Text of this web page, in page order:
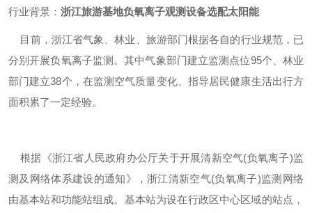
行业背景： 浙江旅游基地负氧离子观测设备选配太阳能
目前，浙江省气象、林业、旅游部门根据各自的行业规范，已
分别开展负氧离子监测。其中气象部门建立监测点位95个、林业
部门建立38个，在监测空气质量变化、指导居民健康生活出行方
面积累了一定经验。
根据《浙江省人民政府办公厅关于开展清新空气(负氧离子)监
测及网络体系建设的通知》，浙江清新空气(负氧离子)监测网络
由基本站和功能站组成。基本站为设在行政区中心区域的站点，